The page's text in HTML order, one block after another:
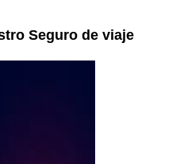
Seguro de viaje